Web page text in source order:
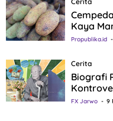
Kaya
Propublika.id
Cerita
Biografi
FX Jarwo 9